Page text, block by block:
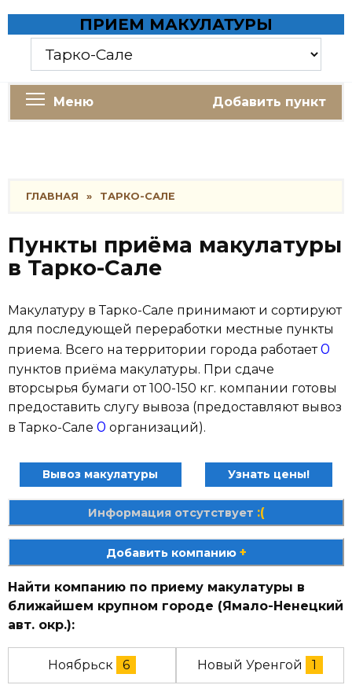
content
ПРИЕМ МАКУЛАТУРЫ
Меню Добавить пункт
ГЛАВНАЯ » ТАРКО-САЛЕ
Пункты приёма макулатуры
в Тарко-Сале
Макулатуру в Тарко-Сале принимают и сортируют
для последующей переработки местные пункты
приема. Всего на территории города работает0
пунктов приёма макулатуры. При сдаче
вторсырья бумаги от 100-150 кг. компании готовы
предоставить слугу вывоза (предоставляют вывоз
в Тарко-Сале 0 организаций).
Вывоз макулатуры Узнать цены!
Информация отсутствует :(
Добавить компанию +
Найти компанию по приему макулатуры в
ближайшем крупном городе (Ямало-Ненецкий
авт. окр.):
Ноябрьск 6 Новый Уренгой 1